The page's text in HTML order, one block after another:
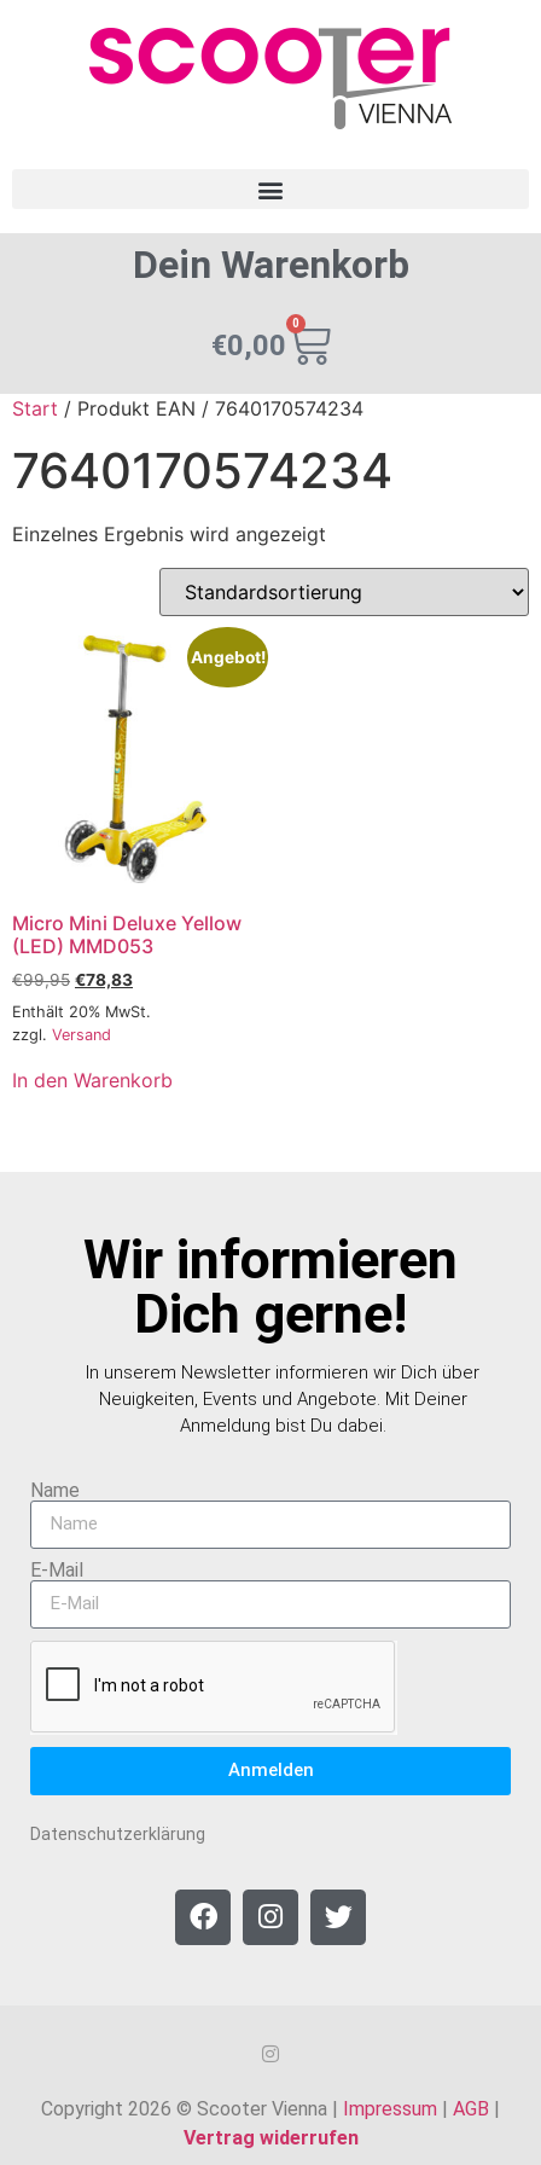
Dein Warenkorb
€0,00
0
Start / Produkt EAN / 7640170574234
7640170574234
Einzelnes Ergebnis wird angezeigt
Angebot!
Micro Mini Deluxe Yellow
(LED) MMD053
€99,95 €78,83
Enthält 20% MwSt.
zzgl. Versand
In den Warenkorb
Wir informieren
Dich gerne!
In unserem Newsletter informieren wir Dich über
Neuigkeiten, Events und Angebote. Mit Deiner
Anmeldung bist Du dabei.
Name
E-Mail
Anmelden
Datenschutzerklärung
Copyright 2026 © Scooter Vienna | Impressum | AGB |
Vertrag widerrufen